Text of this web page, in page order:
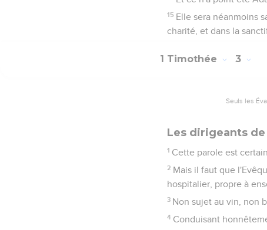
15 Elle sera néanmoins
charité, et dans la
1 Timothée 3
Seuls les
Les dirigeants de
1 Cette parole est
2 Mais il faut que
hospitalier, propre à
3 Non sujet au vin, non
4 Conduisant